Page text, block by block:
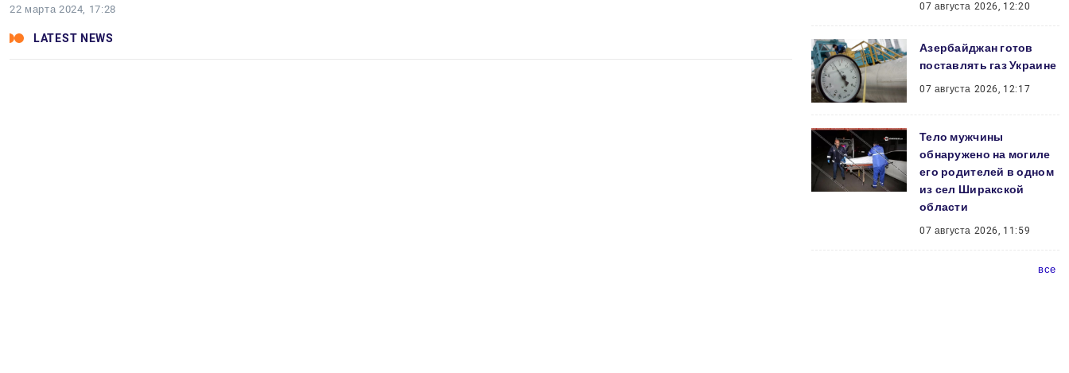
22 марта 2024, 17:28
LATEST NEWS
07 августа 2026, 12:20
Азербайджан готов
поставлять газ Украине
07 августа 2026, 12:17
Тело мужчины
обнаружено на могиле
его родителей в одном
из сел Ширакской
области
07 августа 2026, 11:59
все